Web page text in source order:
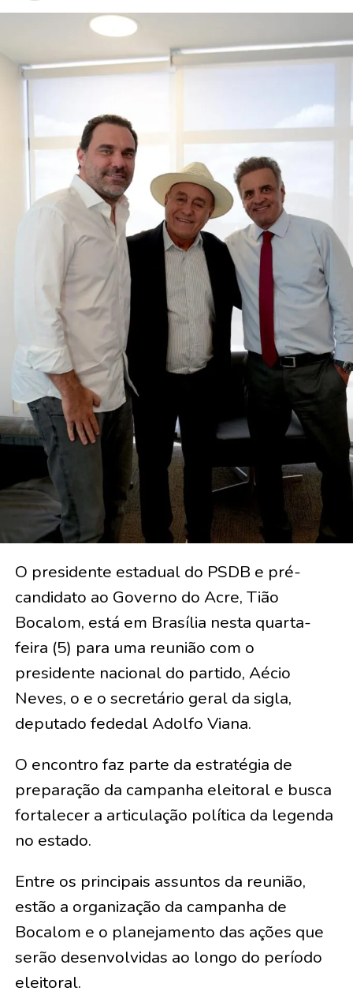
O presidente estadual do PSDB e pré-
candidato ao Governo do Acre, Tião
Bocalom, está em Brasília nesta quarta-
feira (5) para uma reunião com o
presidente nacional do partido, Aécio
Neves, o e o secretário geral da sigla,
deputado fededal Adolfo Viana.
O encontro faz parte da estratégia de
preparação da campanha eleitoral e busca
fortalecer a articulação política da legenda
no estado.
Entre os principais assuntos da reunião,
estão a organização da campanha de
Bocalom e o planejamento das ações que
serão desenvolvidas ao longo do período
eleitoral.